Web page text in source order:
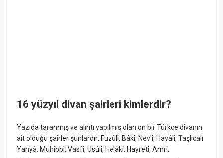
16 yüzyıl divan şairleri kimlerdir?
Yazıda taranmış ve alıntı yapılmış olan on bir Türkçe divanın
ait olduğu şairler şunlardır: Fuzûlî, Bâkî, Nev'î, Hayâlî, Taşlıcalı
Yahyâ, Muhibbî, Vasfî, Usûlî, Helâkî, Hayretî, Amrî.